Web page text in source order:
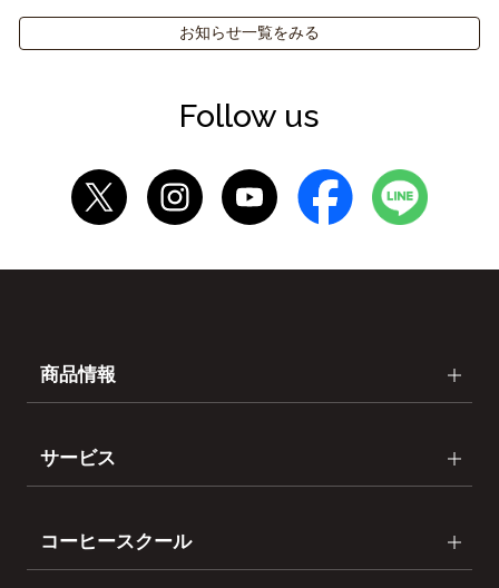
お知らせ一覧をみる
Follow us
商品情報
サービス
コーヒースクール